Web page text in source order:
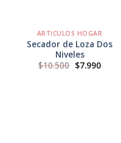
ARTICULOS HOGAR
Secador de Loza Dos
Niveles
$10.500 El
precio
$7.990El
precio